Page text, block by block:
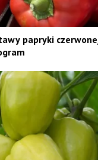
papryki